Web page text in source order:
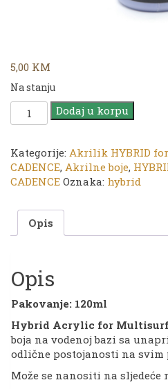
5,00 KM
Na stanju
CADENCE
|
Acrylic
for
Multisurfaces
114
Violet
količina
Dodaj u korpu
Kategorije: Akrilik HYBRID
CADENCE, Akrilne boje,
CADENCE Oznaka: hybrid
Opis
Opis
Pakovanje: 120ml
Hybrid Acrylic for
boja na vodenoj bazi sa
odlične postojanosti na svim
Može se nanositi na sljedeće